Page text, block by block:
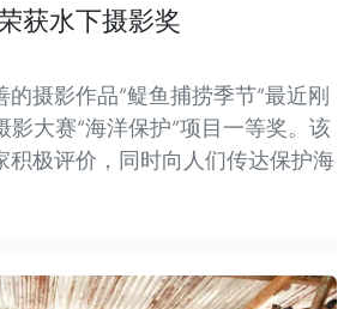
获水下摄影奖
的摄影作品“鳀鱼捕捞季节”最近刚
影大赛“海洋保护”项目一等奖。该
积极评价，同时向人们传达保护海